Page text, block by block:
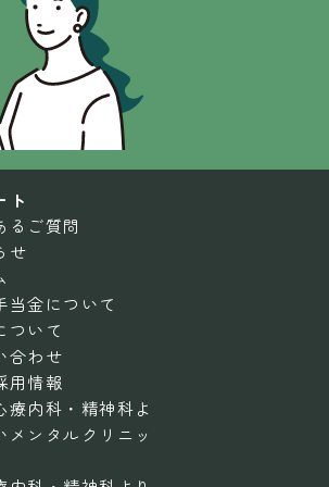
ト
るご質問
せ
当金について
ついて
合わせ
用情報
療内科・精神科よ
メンタルクリニッ